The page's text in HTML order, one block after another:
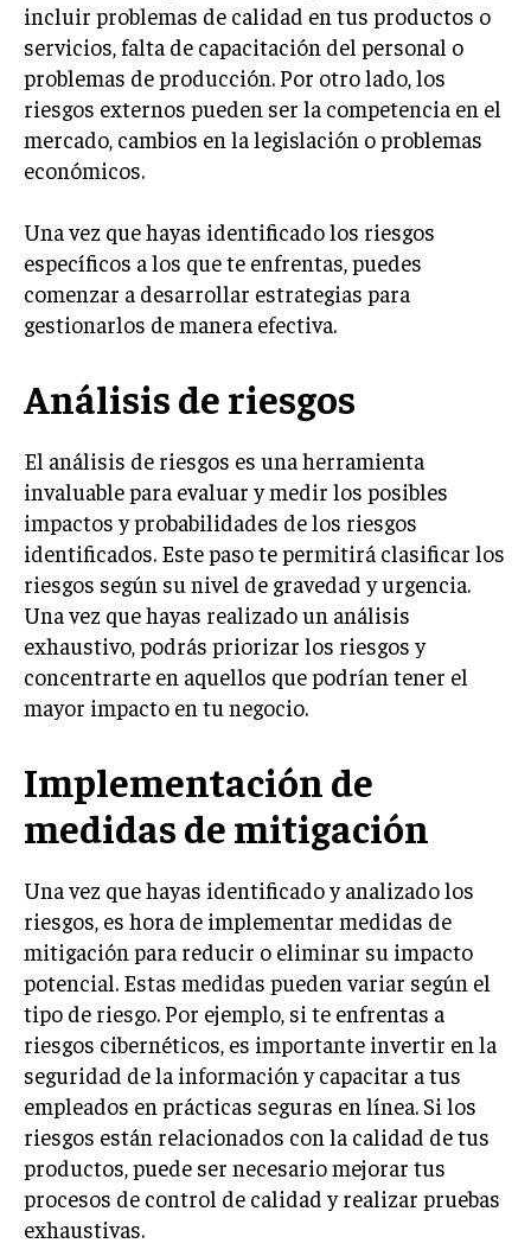
PUBLICIDAD
VENTAS Y PERSUASIÓN
GESTIÓN DE PRODUCTOS
COMUNICACIÓN CORPORATIVA
INVESTIGACIÓN DE MERCADO
ANÁLISIS DE COMPETENCIA
EMPRENDIMIENTO
INNOVACIÓN EMPRESARIAL
GESTIÓN DEL CAMBIO
LIDERAZGO
HABILIDADES DIRECTIVAS
EMPRENDIMIENTO
PLANIFICACIÓN EMPRESARIAL
FINANZAS
FINANZAS Y CONTABILIDAD
GESTIÓN DE RECURSOS FINANCIEROS
INVERSIONES Y MERCADOS FINANCIEROS
ECONOMÍA EMPRESARIAL
INTERNACIONAL
NEGOCIOS INTERNACIONALES
COMERCIO INTERNACIONAL
EXPANSIÓN GLOBAL
IMPORTACIÓN Y EXPORTACIÓN
ALIANZAS ESTRATÉGICAS
TECNOLOGIA
SOSTENIBILIDAD Y MEDIO AMBIENTE
incluir problemas de calidad en tus productos o
servicios, falta de capacitación del personal o
problemas de producción. Por otro lado, los
riesgos externos pueden ser la competencia en el
mercado, cambios en la legislación o problemas
económicos.
Una vez que hayas identificado los riesgos
específicos a los que te enfrentas, puedes
comenzar a desarrollar estrategias para
gestionarlos de manera efectiva.
Análisis de riesgos
El análisis de riesgos es una herramienta
invaluable para evaluar y medir los posibles
impactos y probabilidades de los riesgos
identificados. Este paso te permitirá clasificar los
riesgos según su nivel de gravedad y urgencia.
Una vez que hayas realizado un análisis
exhaustivo, podrás priorizar los riesgos y
concentrarte en aquellos que podrían tener el
mayor impacto en tu negocio.
Implementación de
medidas de mitigación
Una vez que hayas identificado y analizado los
riesgos, es hora de implementar medidas de
mitigación para reducir o eliminar su impacto
potencial. Estas medidas pueden variar según el
tipo de riesgo. Por ejemplo, si te enfrentas a
riesgos cibernéticos, es importante invertir en la
seguridad de la información y capacitar a tus
empleados en prácticas seguras en línea. Si los
riesgos están relacionados con la calidad de tus
productos, puede ser necesario mejorar tus
procesos de control de calidad y realizar pruebas
exhaustivas.